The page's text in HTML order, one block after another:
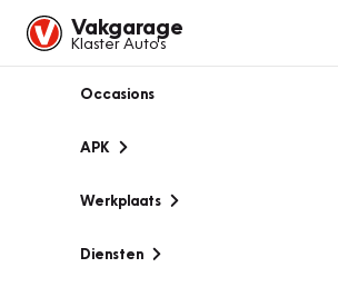
Vakgarage
Klaster Auto's
Occasions
APK
Werkplaats
Diensten